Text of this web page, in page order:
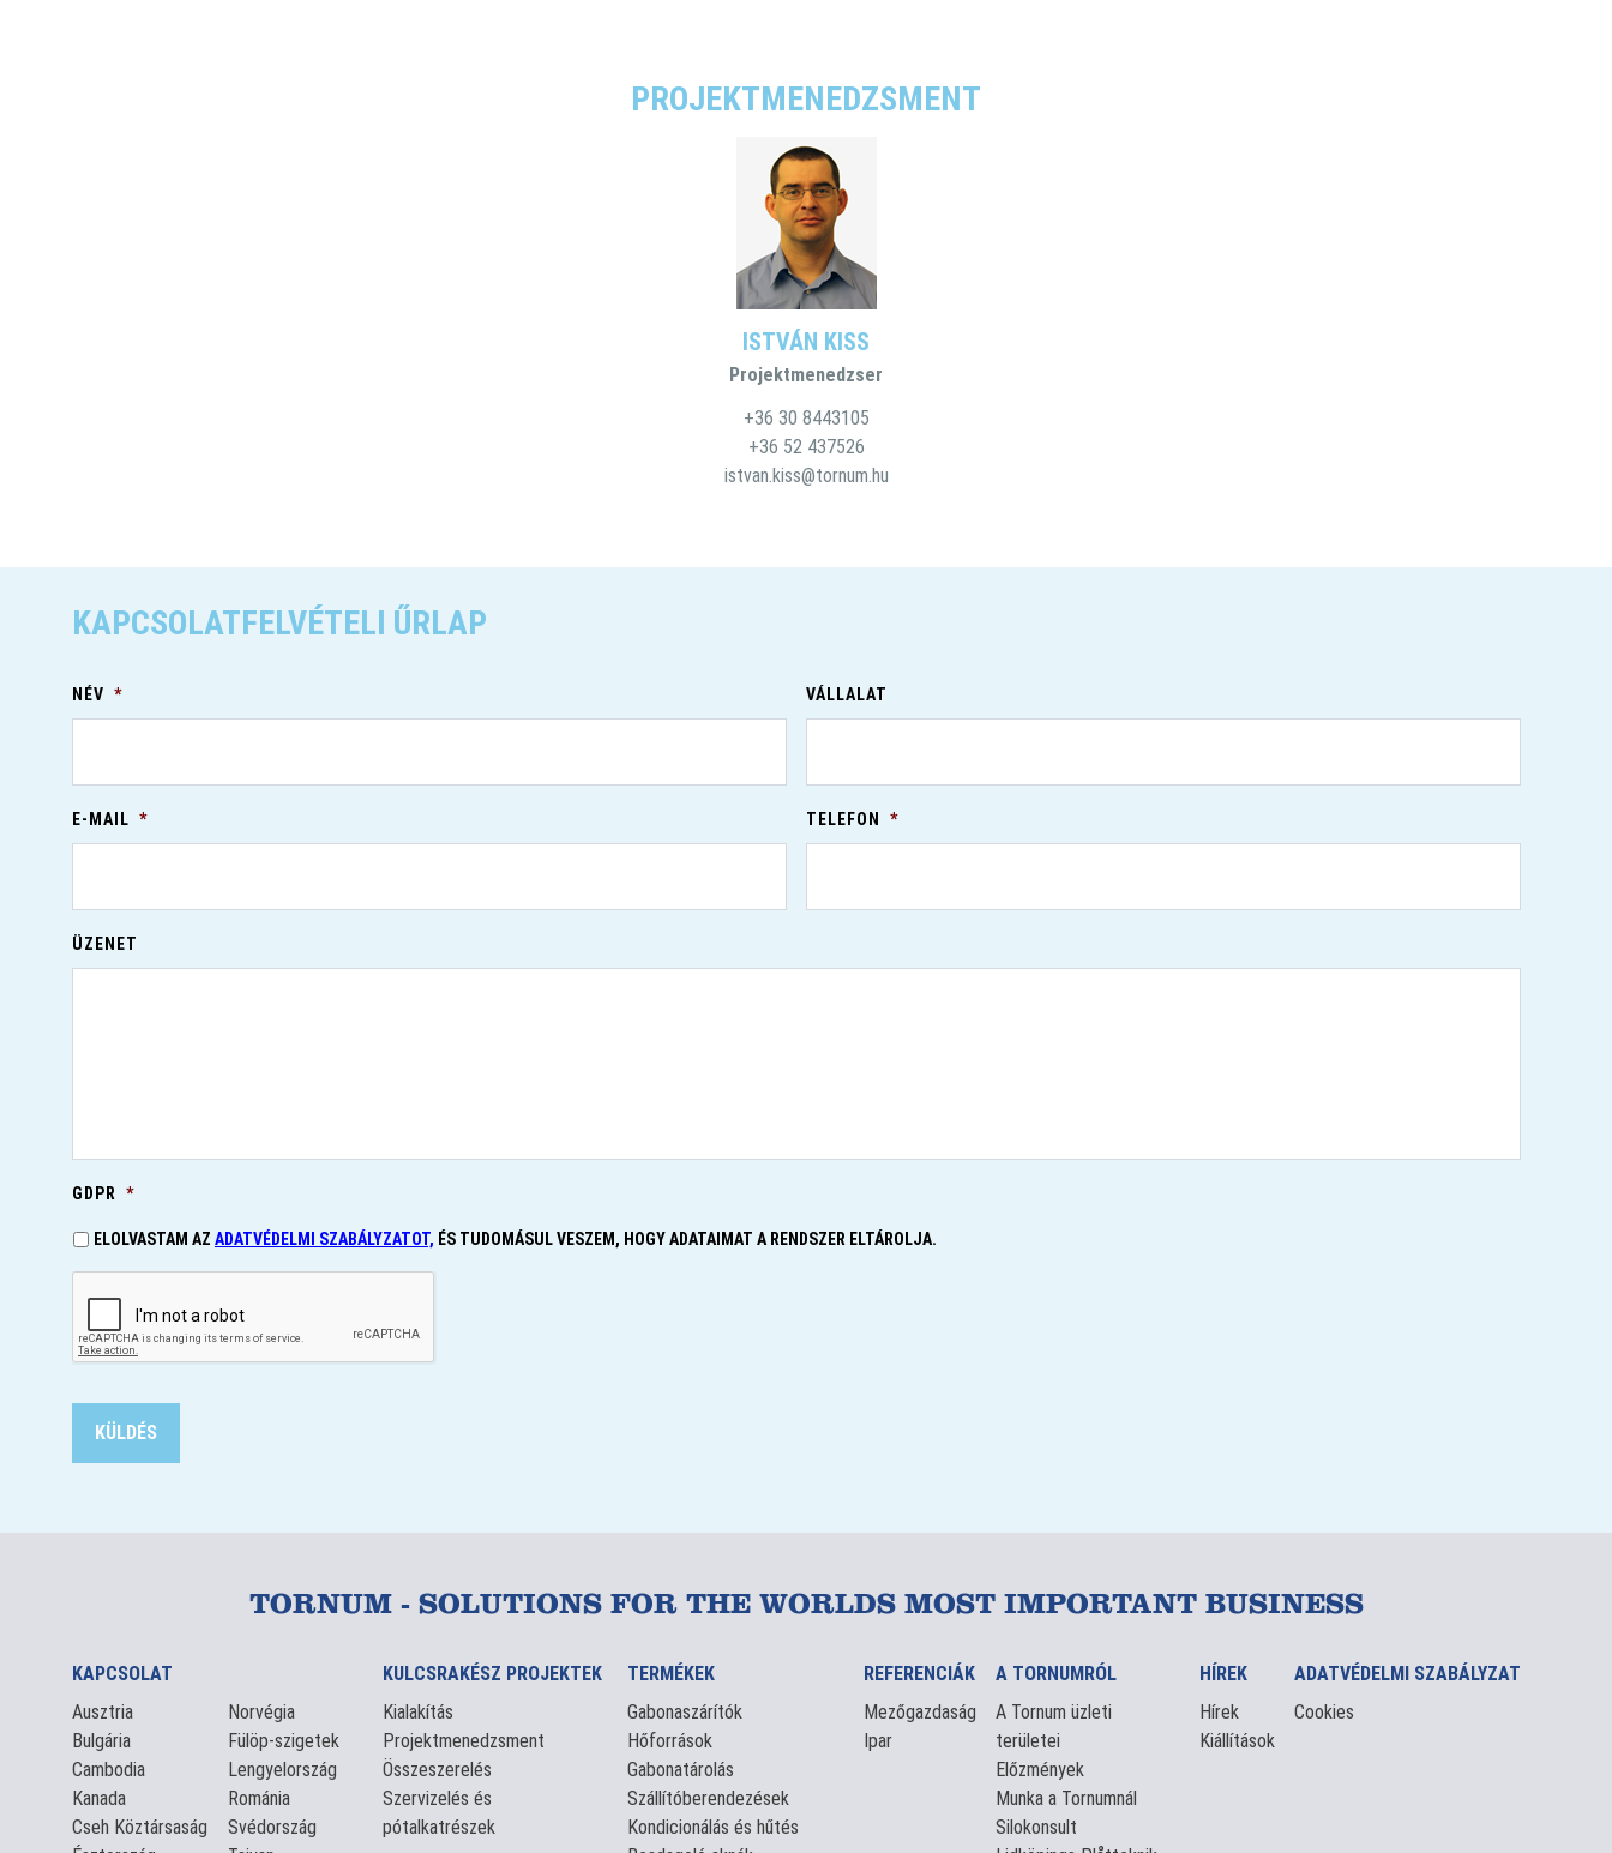
PROJEKTMENEDZSMENT
ISTVÁN KISS
Projektmenedzser
+36 30 8443105
+36 52 437526
istvan.kiss@tornum.hu
KAPCSOLATFELVÉTELI ŰRLAP
NÉV * VÁLLALAT
E-MAIL * TELEFON *
ÜZENET
GDPR *
ELOLVASTAM AZ ADATVÉDELMI SZABÁLYZATOT, ÉS TUDOMÁSUL VESZEM, HOGY ADATAIMAT A RENDSZER ELTÁROLJA.
TORNUM - SOLUTIONS FOR THE WORLDS MOST IMPORTANT BUSINESS
KAPCSOLAT
Ausztria
Bulgária
Cambodia
Kanada
Cseh Köztársaság
Norvégia
Fülöp-szigetek
Lengyelország
Románia
Svédország
KULCSRAKÉSZ PROJEKTEK
Kialakítás
Projektmenedzsment
Összeszerelés
Szervizelés és
pótalkatrészek
TERMÉKEK
Gabonaszárítók
Hőforrások
Gabonatárolás
Szállítóberendezések
Kondicionálás és hűtés
REFERENCIÁK
Mezőgazdaság
Ipar
A TORNUMRÓL
A Tornum üzleti
területei
Előzmények
Munka a Tornumnál
Silokonsult
HÍREK
Hírek
Kiállítások
ADATVÉDELMI SZABÁLYZAT
Cookies